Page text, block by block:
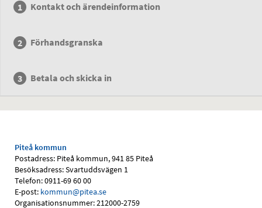
Kontakt och ärendeinformation
Förhandsgranska
Betala och skicka in
Piteå kommun
Postadress: Piteå kommun, 941 85 Piteå
Besöksadress: Svartuddsvägen 1
Telefon: 0911-69 60 00
E-post: kommun@pitea.se
Organisationsnummer: 212000-2759